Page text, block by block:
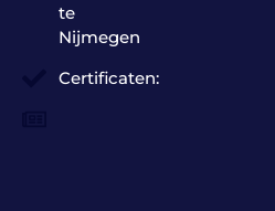
te
Nijmegen
Certificaten: